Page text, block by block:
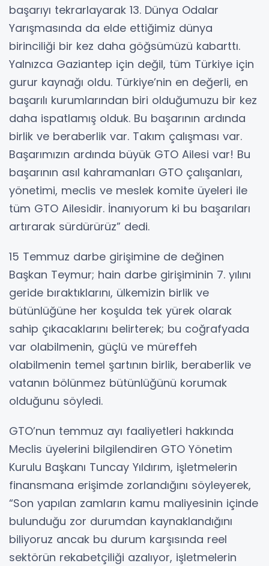
başarıyı tekrarlayarak 13. Dünya Odalar
Yarışmasında da elde ettiğimiz dünya
birinciliği bir kez daha göğsümüzü kabarttı.
Yalnızca Gaziantep için değil, tüm Türkiye için
gurur kaynağı oldu. Türkiye’nin en değerli, en
başarılı kurumlarından biri olduğumuzu bir kez
daha ispatlamış olduk. Bu başarının ardında
birlik ve beraberlik var. Takım çalışması var.
Başarımızın ardında büyük GTO Ailesi var! Bu
başarının asıl kahramanları GTO çalışanları,
yönetimi, meclis ve meslek komite üyeleri ile
tüm GTO Ailesidir. İnanıyorum ki bu başarıları
artırarak sürdürürüz” dedi.
15 Temmuz darbe girişimine de değinen
Başkan Teymur; hain darbe girişiminin 7. yılını
geride bıraktıklarını, ülkemizin birlik ve
bütünlüğüne her koşulda tek yürek olarak
sahip çıkacaklarını belirterek; bu coğrafyada
var olabilmenin, güçlü ve müreffeh
olabilmenin temel şartının birlik, beraberlik ve
vatanın bölünmez bütünlüğünü korumak
olduğunu söyledi.
GTO’nun temmuz ayı faaliyetleri hakkında
Meclis üyelerini bilgilendiren GTO Yönetim
Kurulu Başkanı Tuncay Yıldırım, işletmelerin
finansmana erişimde zorlandığını söyleyerek,
“Son yapılan zamların kamu maliyesinin içinde
bulunduğu zor durumdan kaynaklandığını
biliyoruz ancak bu durum karşısında reel
sektörün rekabetçiliği azalıyor, işletmelerin